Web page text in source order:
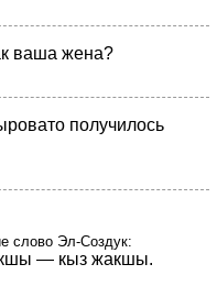
ваша жена?
получилось
слово Эл-Создук:
— кыз жакшы.